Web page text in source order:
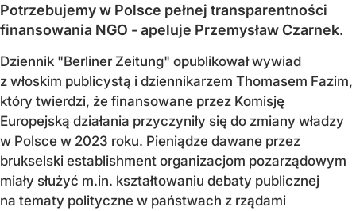
Potrzebujemy w Polsce pełnej transparentności
finansowania NGO - apeluje Przemysław Czarnek.
Dziennik "Berliner Zeitung" opublikował wywiad
z włoskim publicystą i dziennikarzem Thomasem Fazim,
który twierdzi, że finansowane przez Komisję
Europejską działania przyczyniły się do zmiany władzy
w Polsce w 2023 roku. Pieniądze dawane przez
brukselski establishment organizacjom pozarządowym
miały służyć m.in. kształtowaniu debaty publicznej
na tematy polityczne w państwach z rządami